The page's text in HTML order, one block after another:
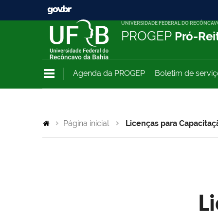
UNIVERSIDADE FEDERAL DO
PROGEP Pró-
Agenda da PROGEP Boletim de
Página inicial Licenças para